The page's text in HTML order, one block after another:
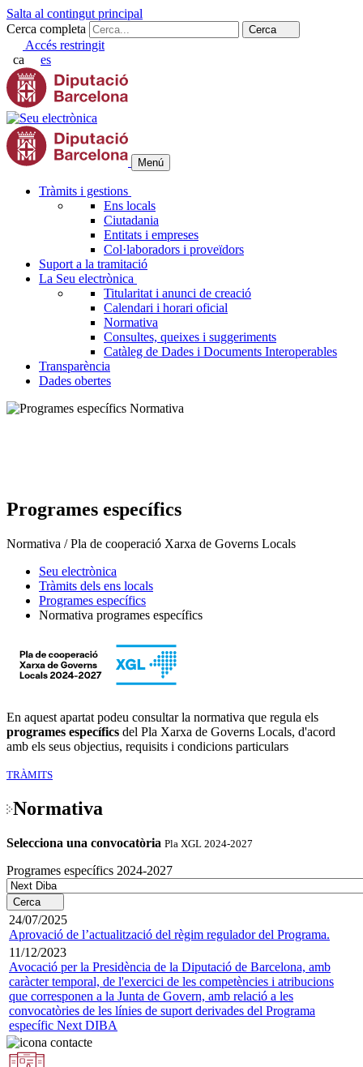
Salta al contingut principal
Cerca completa
Cerca
Accés restringit
ca
es
Menú
Tràmits i gestions
Ens locals
Ciutadania
Entitats i empreses
Col·laboradors i proveïdors
Suport a la tramitació
La Seu electrònica
Titularitat i anunci de creació
Calendari i horari oficial
Normativa
Consultes, queixes i suggeriments
Catàleg de Dades i Documents Interoperables
Transparència
Dades obertes
Programes específics
Normativa / Pla de cooperació Xarxa de Governs Locals
Seu electrònica
Tràmits dels ens locals
Programes específics
Normativa programes específics
En aquest apartat podeu consultar la normativa que regula els
programes específics del Pla Xarxa de Governs Locals, d'acord
amb els seus objectius, requisits i condicions particulars
TRÀMITS
Normativa
Selecciona una convocatòria Pla XGL 2024-2027
Programes específics 2024-2027
Cerca
24/07/2025
Aprovació de l’actualització del règim regulador del Programa.
11/12/2023
Avocació per la Presidència de la Diputació de Barcelona, amb
caràcter temporal, de l'exercici de les competències i atribucions
que corresponen a la Junta de Govern, amb relació a les
convocatòries de les línies de suport derivades del Programa
específic Next DIBA